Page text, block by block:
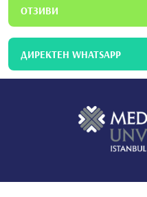
ОТЗИВИ
ДИРЕКТЕН WHATSAPP